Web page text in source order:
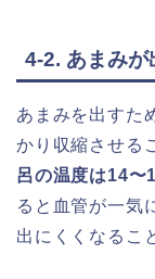
4-2. あまみが
あまみを出すた
かり収縮させる
呂の温度は14〜
ると血管が一気
出にくくなるこ